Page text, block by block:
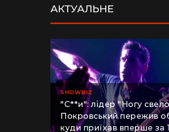
АКТУАЛЬНЕ
SHOWBIZ
"С**и": лідер "Ногу
Покровський пережив
куди приїхав вперше за